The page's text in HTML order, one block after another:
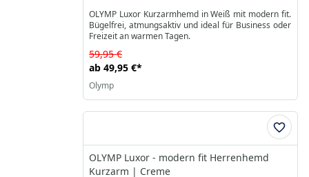
OLYMP Luxor Kurzarmhemd in Weiß mit modern fit.
Bügelfrei, atmungsaktiv und ideal für Business oder
Freizeit an warmen Tagen.
ab 49,95 €*
59,95 €
Olymp
OLYMP Luxor - modern fit Herrenhemd
Kurzarm | Creme